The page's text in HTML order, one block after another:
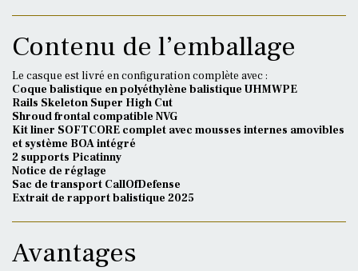
Contenu de l’emballage
Le casque est livré en configuration complète avec :
Coque balistique en polyéthylène balistique UHMWPE
Rails Skeleton Super High Cut
Shroud frontal compatible NVG
Kit liner SOFTCORE complet avec mousses internes amovibles
et système BOA intégré
2 supports Picatinny
Notice de réglage
Sac de transport CallOfDefense
Extrait de rapport balistique 2025
Avantages